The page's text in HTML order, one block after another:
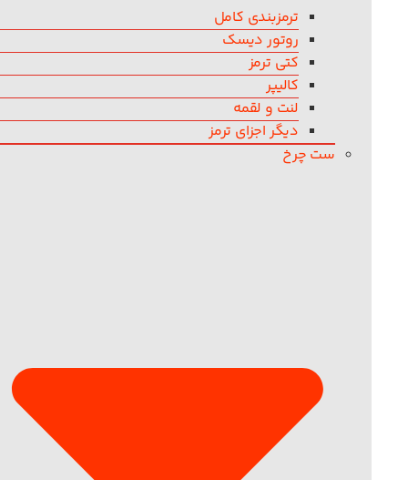
ترمزبندی کامل
روتور دیسک
کتی ترمز
کالیپر
لنت و لقمه
دیگر اجزای ترمز
ست چرخ